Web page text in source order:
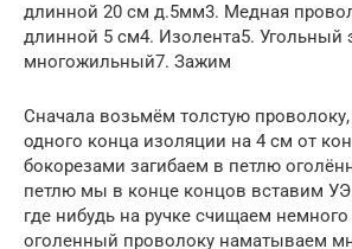
длинной 20 см д.5мм3. Медная
длинной 5 см4. Изолента5. Угольный
многожильный7. Зажим
Сначала возьмём толстую
одного конца изоляции на 4 см от
бокорезами загибаем в петлю
петлю мы в конце концов вставим
где нибудь на ручке счищаем
оголенный проволоку наматываем